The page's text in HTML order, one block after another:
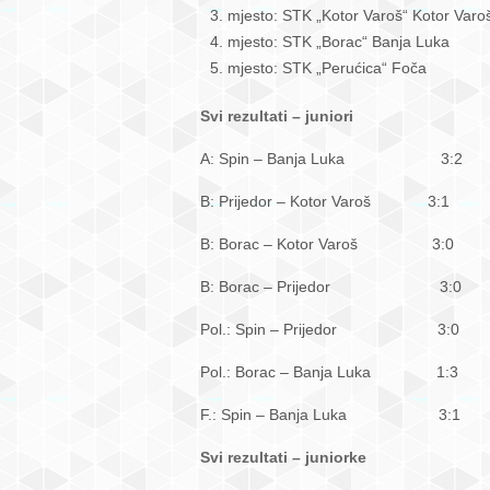
mjesto: STK „Kotor Varoš“ Kotor
mjesto: STK „Borac“ Banja Luka
mjesto: STK „Perućica“ Foča
Svi rezultati – juniori
A: Spin – Banja Luka 3:2
B: Prijedor – Kotor Varoš 3:1
B: Borac – Kotor Varoš 3:0
B: Borac – Prijedor 3:0
Pol.: Spin – Prijedor 3:0
Pol.: Borac – Banja Luka 1:3
F.: Spin – Banja Luka 3:1
Svi rezultati – juniorke